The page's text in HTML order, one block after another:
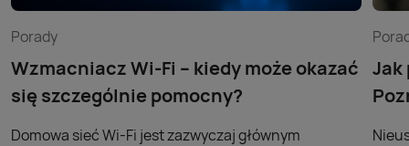
Porady
Wzmacniacz Wi-Fi – kiedy może okazać
się szczególnie pomocny?
Domowa sieć Wi-Fi jest zazwyczaj głównym
Jak